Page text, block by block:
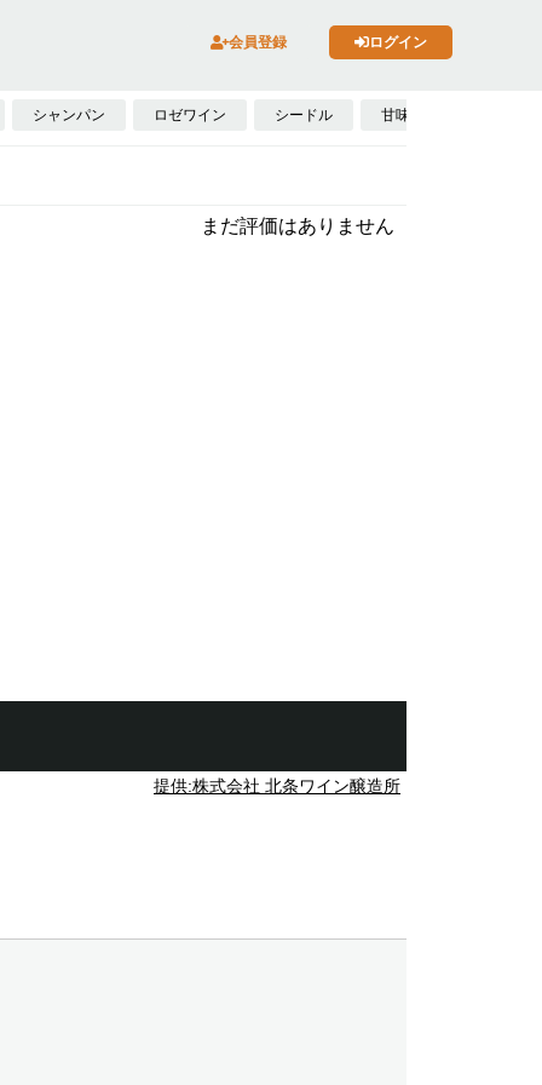
会員登録 ログイン
シャンパン ロゼワイン シードル 甘味果実酒
まだ評価はありません
提供:株式会社 北条ワイン醸造所